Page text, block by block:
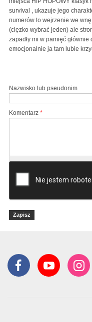
survival , ukazuje jego
numerów to wejrzenie we
(cięzko wybrać jeden) ale
zapadły mi w pamięć
emocjonalnie ja tam lubie
Nazwisko lub pseudonim
Komentarz *